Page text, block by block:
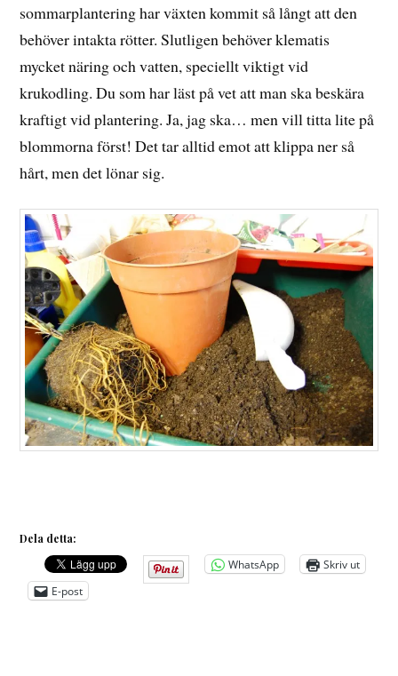
sommarplantering har växten kommit så långt att den
behöver intakta rötter. Slutligen behöver klematis
mycket näring och vatten, speciellt viktigt vid
krukodling. Du som har läst på vet att man ska beskära
kraftigt vid plantering. Ja, jag ska… men vill titta lite på
blommorna först! Det tar alltid emot att klippa ner så
hårt, men det lönar sig.
Dela detta:
WhatsApp
Skriv ut
E-post